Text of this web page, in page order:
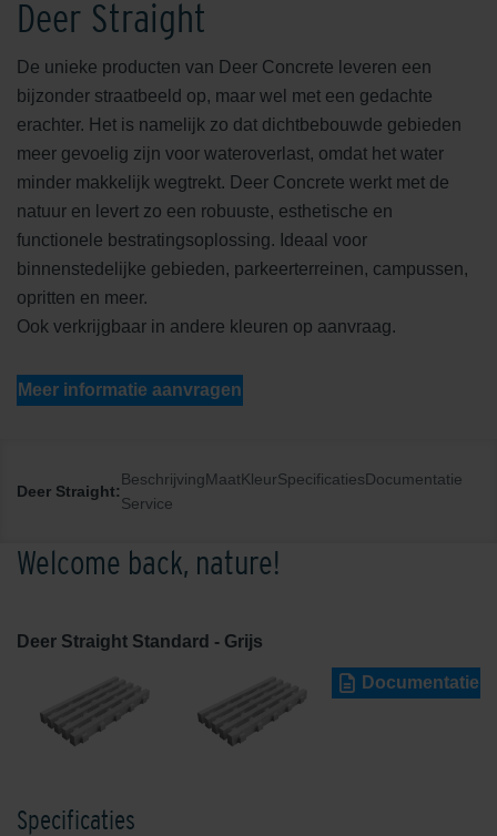
Deer Straight
De unieke producten van Deer Concrete leveren een
bijzonder straatbeeld op, maar wel met een gedachte
erachter. Het is namelijk zo dat dichtbebouwde gebieden
meer gevoelig zijn voor wateroverlast, omdat het water
minder makkelijk wegtrekt. Deer Concrete werkt met de
natuur en levert zo een robuuste, esthetische en
functionele bestratingsoplossing. Ideaal voor
binnenstedelijke gebieden, parkeerterreinen, campussen,
opritten en meer.
Ook verkrijgbaar in andere kleuren op aanvraag.
Meer informatie aanvragen
Deer Straight:
BeschrijvingMaatKleurSpecificatiesDocumentatie
Service
Welcome back, nature!
Deer Straight Standard - Grijs
Documentatie
Specificaties